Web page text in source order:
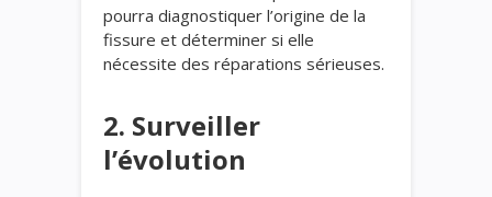
pourra diagnostiquer l’origine de la
fissure et déterminer si elle
nécessite des réparations sérieuses.
2. Surveiller
l’évolution